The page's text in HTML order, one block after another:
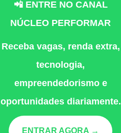
📲 ENTRE NO CANAL
NÚCLEO PERFORMAR
Receba vagas, renda extra,
tecnologia,
empreendedorismo e
oportunidades diariamente.
ENTRAR AGORA →